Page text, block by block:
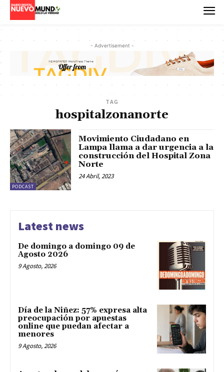
- Advertisement -
TAG
hospitalzonanorte
PODCAST
Movimiento Ciudadano en
Lampa llama a dar urgencia a la
construcción del Hospital Zona
Norte
24 Abril, 2023
Latest news
De domingo a domingo 09 de
Agosto 2026
9 Agosto, 2026
Día de la Niñez: 57% expresa alta
preocupación por apuestas
online que puedan afectar a
menores
9 Agosto, 2026